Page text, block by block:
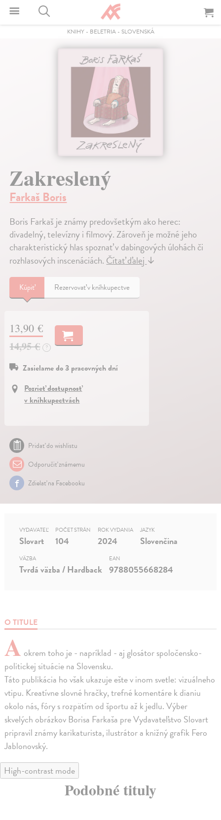
KNIHY- BELETRIA- SLOVENSKÁ
Zakreslený
Farkaš Boris
Boris Farkaš je známy predovšetkým ako herec:
divadelný, televízny i filmový. Zároveň je možné jeho
charakteristický hlas spoznať v dabingových úlohách či
rozhlasových inscenáciách.Čítať ďalej↓
Kúpiť Rezervovať v kníhkupectve
13,90 €
14,95 €
?
Zasielame do 3 pracovných dní
Pozrieť dostupnosť
v kníhkupectvách
Pridať do wishlistu
Odporučiť známemu
Zdielať na Facebooku
O TITULE
A okrem toho je - napríklad - aj glosátor spoločensko-
politickej situácie na Slovensku.
Táto publikácia ho však ukazuje ešte v inom svetle: vizuálneho
vtipu. Kreatívne slovné hračky, trefné komentáre k dianiu
okolo nás, fóry s rozpätím od športu až k jedlu. Výber
skvelých obrázkov Borisa Farkaša pre Vydavateľstvo Slovart
pripravil známy karikaturista, ilustrátor a knižný grafik Fero
Jablonovský.
VYDAVATEĽ
Slovart
POČET STRÁN
104
ROK VYDANIA
2024
JAZYK
Slovenčina
VÄZBA
Tvrdá väzba / Hardback
EAN
9788055668284
High-contrast mode
Podobné tituly